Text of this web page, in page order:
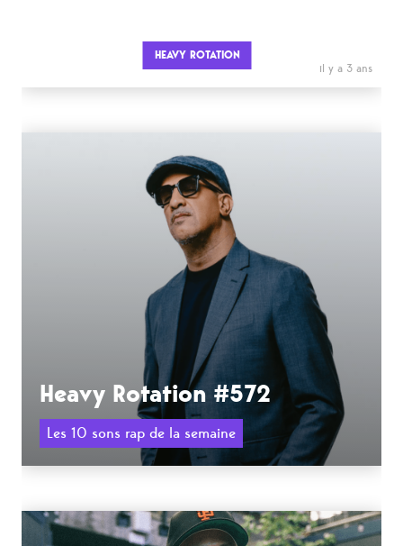
HEAVY ROTATION
il y a 3 ans
Heavy Rotation #572
Les 10 sons rap de la semaine